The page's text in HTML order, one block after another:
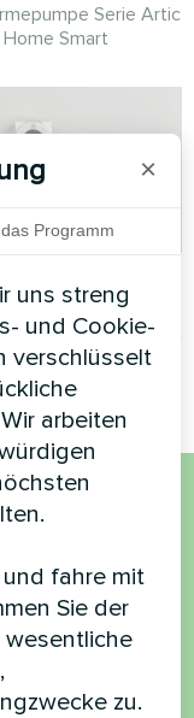
Serie Artic
Home Smart
Wohnung
ORB Heat
oder
Ihnen
×
Programm
uns streng
und Cookie-
verschlüsselt
arbeiten
fahre mit
Sie der
zu.